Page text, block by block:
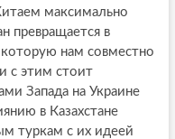
максимально
превращается в
нам совместно
с этим стоит
Запада на Украине
в Казахстане
туркам с их идеей